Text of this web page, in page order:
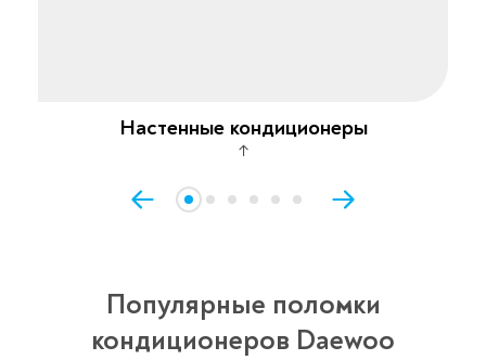
Настенные кондиционеры
↑
Популярные поломки
кондиционеров Daewoo